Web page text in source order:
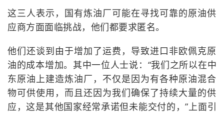
这三人表示，国有炼油厂可能在寻找可靠的原油供
应商方面面临挑战，他们都要求匿名。
他们还谈到由于增加了运费，导致进口非欧佩克原
油的成本增加。其中一位人士说：“我们之所以在中
东原油上建造炼油厂，不仅是因为有各种原油混合
物可供使用，而且还因为我们确保了持续大量的供
应，这是其他国家经常承诺但未能交付的，”上面引